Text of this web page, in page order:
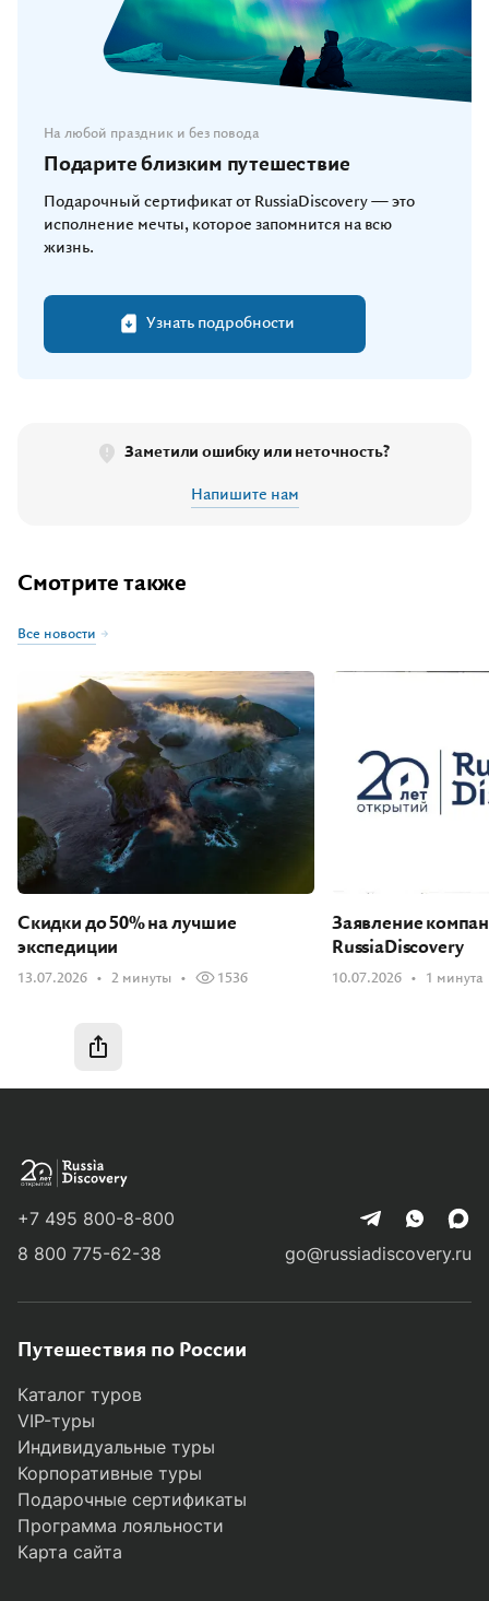
На любой праздник и без повода
Подарите близким путешествие
Подарочный сертификат от RussiaDiscovery — это
исполнение мечты, которое запомнится на всю
жизнь.
Узнать подробности
Заметили ошибку или неточность?
Напишите нам
Смотрите также
Все новости
Скидки до 50% на лучшие
экспедиции
13.07.2026 2 минуты 1536
Заявление
RussiaDiscovery
10.07.2026 1 минута
+7 495 800-8-800
8 800 775-62-38
go@russiadiscovery.ru
Путешествия по России
Каталог туров
VIP-туры
Индивидуальные туры
Корпоративные туры
Подарочные сертификаты
Программа лояльности
Карта сайта